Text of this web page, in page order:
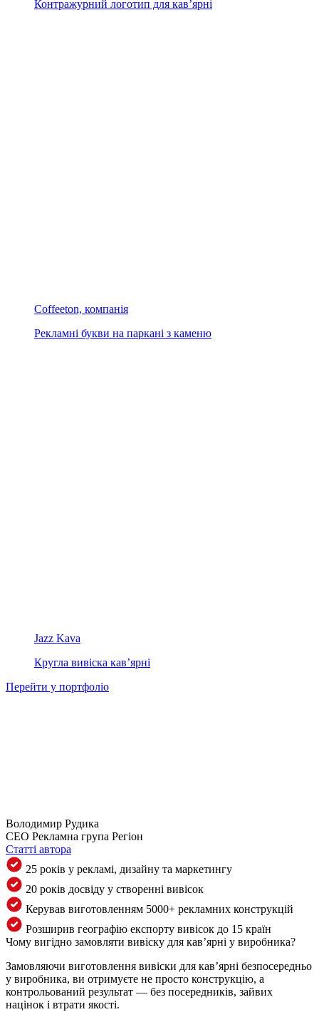
Контражурний логотип для кав’ярні
Coffeeton, компанія
Рекламні букви на паркані з каменю
Jazz Kava
Кругла вивіска кав’ярні
Перейти у портфоліо
Володимир Рудика
CEO Рекламна група Регіон
Статті автора
25 років у рекламі, дизайну та маркетингу
20 років досвіду у створенні вивісок
Керував виготовленням 5000+ рекламних конструкцій
Розширив географію експорту вивісок до 15 країн
Чому вигідно замовляти вивіску для кав’ярні у виробника?
Замовляючи виготовлення вивіски для кав’ярні безпосередньо
у виробника, ви отримуєте не просто конструкцію, а
контрольований результат — без посередників, зайвих
націнок і втрати якості.